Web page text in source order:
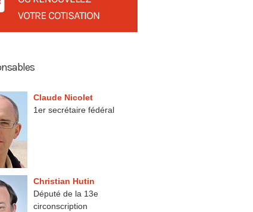
Claude Nicolet
1er secrétaire fédéral
Christian Hutin
Député de la 13e
circonscription